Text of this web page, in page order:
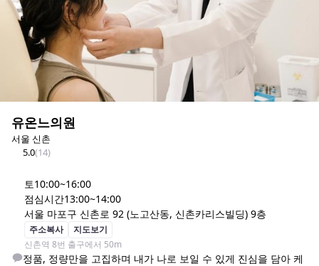
유온느의원
서울 신촌
5.0(14)
토10:00~16:00
점심시간13:00~14:00
서울 마포구 신촌로 92 (노고산동, 신촌카리스빌딩) 9층
주소복사
지도보기
신촌역 8번 출구에서 50m
정품, 정량만을 고집하며 내가 나로 보일 수 있게 진심을 담아 케